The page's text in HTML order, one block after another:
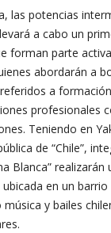
las potencias
a cabo un
forman parte
abordarán a
a
profesionales
Teniendo en
de “Chile”,
Blanca” realizarán
en un
y bailes